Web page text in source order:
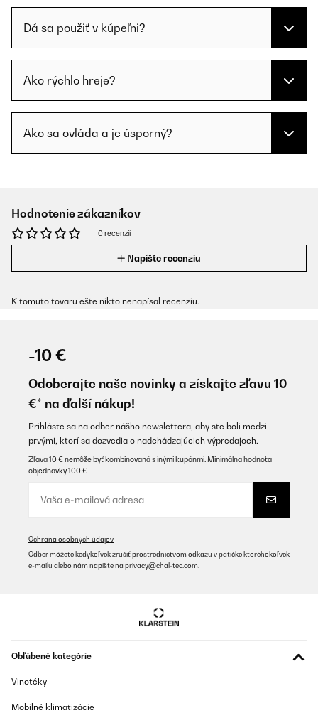
Dá sa použiť v kúpeľni?
Ako rýchlo hreje?
Ako sa ovláda a je úsporný?
Hodnotenie zákazníkov
0 recenzií
Napíšte recenziu
K tomuto tovaru ešte nikto nenapísal recenziu.
-10 €
Odoberajte naše novinky a získajte zľavu 10
€* na ďalší nákup!
Prihláste sa na odber nášho newslettera, aby ste boli medzi
prvými, ktorí sa dozvedia o nadchádzajúcich výpredajoch.
Zľava 10 € nemôže byť kombinovaná s inými kupónmi. Minimálna hodnota
objednávky 100 €.
Ochrana osobných údajov
Odber môžete kedykoľvek zrušiť prostredníctvom odkazu v pätičke ktoréhokoľvek
e-mailu alebo nám napíšte na privacy@chal-tec.com
Obľúbené kategórie
Vinotéky
Mobilné klimatizácie